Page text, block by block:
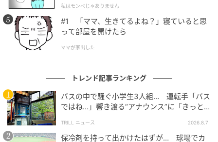
Research UK」への寄付金を集めたいと考えていると
いう。
現在のギネス記録は、1993年にアメリカ人のヒューゴ
トによる前人未踏の大西洋横断が実現するのか、世界
中から注目が集まっている。
私はモンペじゃありません
#1 「ママ、生きてるよね？」寝ていると思
って部屋を開けたら
ママが家出した
トレンド記事ランキング
バスの中で騒ぐ小学生3人組… 運転手「バス
ではね…」響き渡る“アナウンス”に「きっと
TRILL ニュース 2026.8.7
保冷剤を持って出かけたはずが… 球場でカ